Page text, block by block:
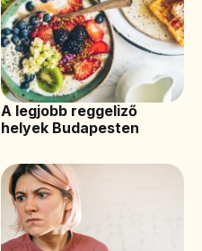
A legjobb reggeliző
helyek Budapesten